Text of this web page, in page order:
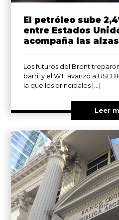
El petróleo sube
entre Estados
acompaña las
Los futuros del Brent
barril y el WTI avanzó a USD
la que los principales […]
Leer